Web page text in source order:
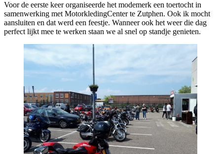
Voor de eerste keer organiseerde het modemerk een toertocht in
samenwerking met MotorkledingCenter te Zutphen. Ook ik mocht
aansluiten en dat werd een feestje. Wanneer ook het weer die dag
perfect lijkt mee te werken staan we al snel op standje genieten.